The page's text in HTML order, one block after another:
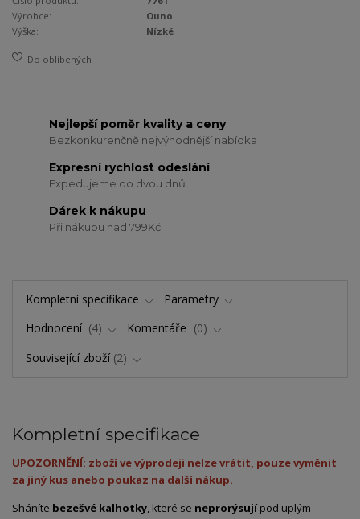
Výrobce:
Ouno
Výška:
Nízké
Do oblíbených
Nejlepší poměr kvality a ceny
Bezkonkurenčně nejvýhodnější nabídka
Expresní rychlost odeslání
Expedujeme do dvou dnů
Dárek k nákupu
Při nákupu nad 799Kč
Kompletní specifikace
Parametry
Hodnocení
4 Komentáře
0
Související zboží 2
Kompletní specifikace
UPOZORNĚNÍ: zboží ve výprodeji nelze vrátit, pouze vyměnit
za jiný kus anebo poukaz na další nákup.
Sháníte bezešvé kalhotky, které se neprorýsujípod uplým